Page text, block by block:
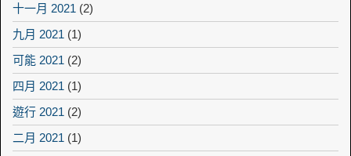
十一月 2021 (2)
九月 2021 (1)
可能 2021 (2)
四月 2021 (1)
遊行 2021 (2)
二月 2021 (1)